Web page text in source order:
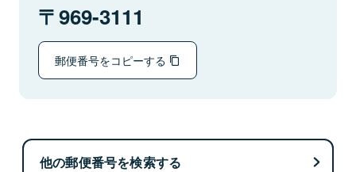
969-3111
郵便番号をコピーする
他の郵便番号を検索する